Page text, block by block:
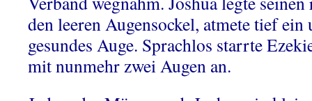
den leeren Augensockel, atmete tief
gesundes Auge. Sprachlos starrte
mit nunmehr zwei Augen an.